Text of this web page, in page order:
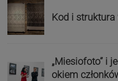
Kod i
„Miesiofoto” i
okiem